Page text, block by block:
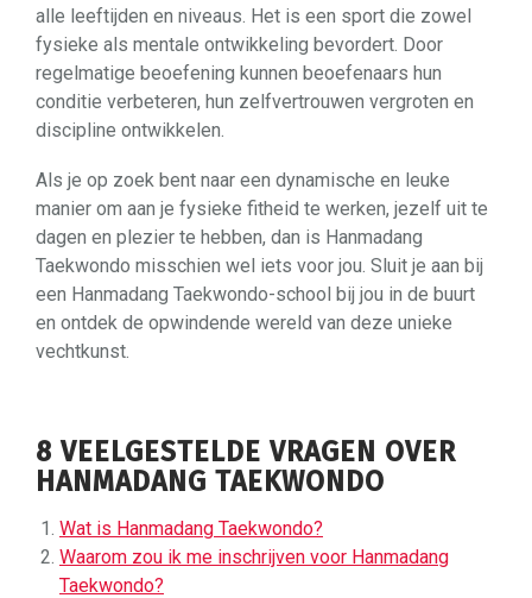
alle leeftijden en niveaus. Het is een sport die zowel
fysieke als mentale ontwikkeling bevordert. Door
regelmatige beoefening kunnen beoefenaars hun
conditie verbeteren, hun zelfvertrouwen vergroten en
discipline ontwikkelen.
Als je op zoek bent naar een dynamische en leuke
manier om aan je fysieke fitheid te werken, jezelf uit te
dagen en plezier te hebben, dan is Hanmadang
Taekwondo misschien wel iets voor jou. Sluit je aan bij
een Hanmadang Taekwondo-school bij jou in de buurt
en ontdek de opwindende wereld van deze unieke
vechtkunst.
8 VEELGESTELDE VRAGEN OVER
HANMADANG TAEKWONDO
Wat is Hanmadang Taekwondo?
Waarom zou ik me inschrijven voor Hanmadang
Taekwondo?